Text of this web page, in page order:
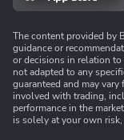
The content provided by
guidance or
or decisions in relation
not adapted to any
guaranteed and may
involved with trading,
performance in the
is solely at your own